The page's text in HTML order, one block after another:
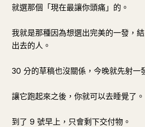
就選那個「現在最讓你頭痛」的。
我就是那種因為想選出完美的一發，
出去的人。
30 分的草稿也沒關係，今晚就先射一
讓它跑起來之後，你就可以去睡覺了。
到了 9 號早上，只會剩下交付物。